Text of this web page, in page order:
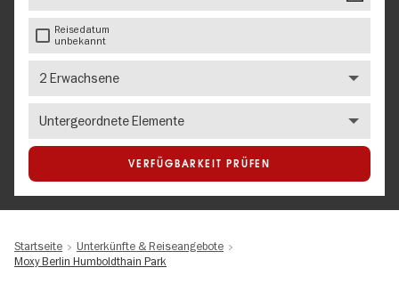
Reisedatum
unbekannt
Erwachsene
children
VERFÜGBARKEIT PRÜFEN
Startseite
Unterkünfte & Reiseangebote
Moxy Berlin Humboldthain Park